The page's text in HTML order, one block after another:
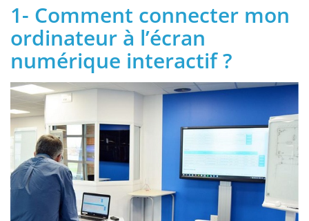
1- Comment connecter mon
ordinateur à l’écran
numérique interactif ?